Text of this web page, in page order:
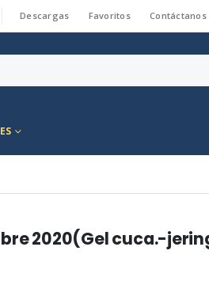
Descargas Favoritos Contáctanos
2020(Gel cuca.-